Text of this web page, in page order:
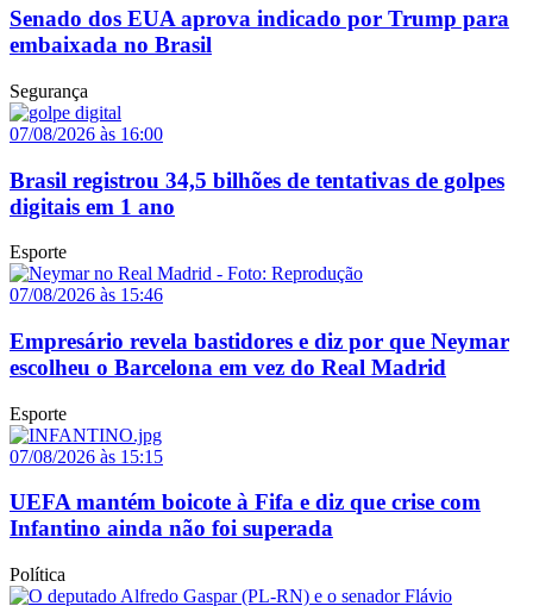
Senado dos EUA aprova indicado por Trump para
embaixada no Brasil
Segurança
07/08/2026 às 16:00
Brasil registrou 34,5 bilhões de tentativas de golpes
digitais em 1 ano
Esporte
07/08/2026 às 15:46
Empresário revela bastidores e diz por que Neymar
escolheu o Barcelona em vez do Real Madrid
Esporte
07/08/2026 às 15:15
UEFA mantém boicote à Fifa e diz que crise com
Infantino ainda não foi superada
Política